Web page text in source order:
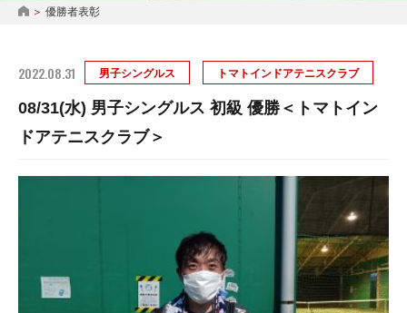
HOME
優勝者表彰
2022.08.31 男子シングルス トマトインドアテニスクラブ
08/31(水) 男子シングルス 初級 優勝＜トマトイン
ドアテニスクラブ＞